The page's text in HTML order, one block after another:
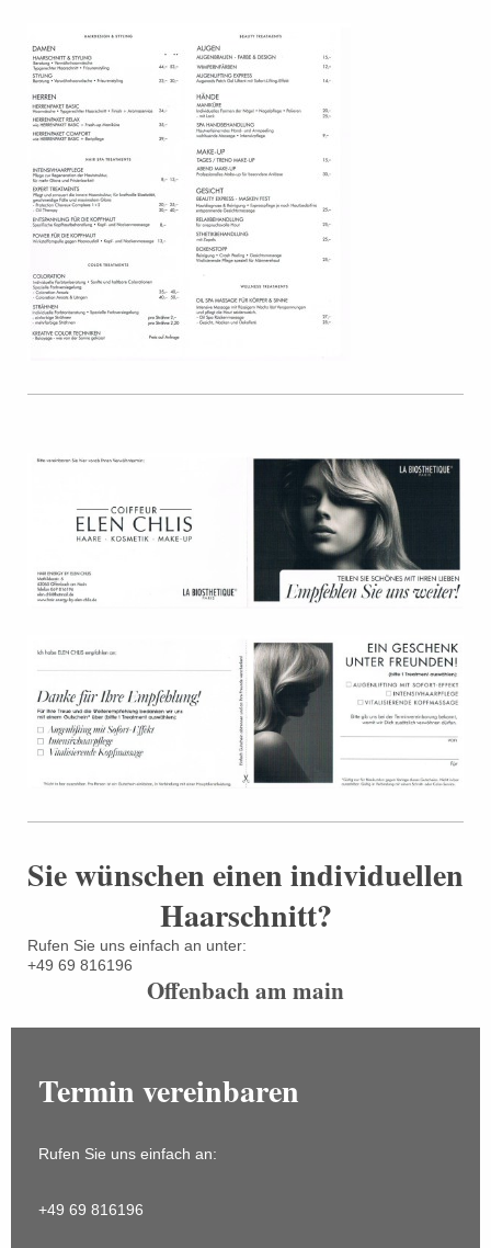
Sie wünschen einen individuellen
Haarschnitt?
Rufen Sie uns einfach an unter:
+49 69 816196
Offenbach am main
Termin vereinbaren
Rufen Sie uns einfach an:
+49 69 816196